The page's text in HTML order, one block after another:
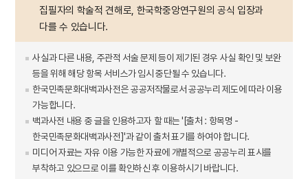
집필자의 학술적 견해로, 한국학중앙연구원의 공식 입장과
다를 수 있습니다.
사실과 다른 내용, 주관적 서술 문제 등이 제기된 경우 사실 확인 및 보완
등을 위해 해당 항목 서비스가 임시 중단될 수 있습니다.
한국민족문화대백과사전은 공공저작물로서 공공누리 제도에 따라 이용
가능합니다.
백과사전 내용 중 글을 인용하고자 할 때는 '[출처 : 항목명 -
한국민족문화대백과사전]'과 같이 출처 표기를 하여야 합니다.
미디어 자료는 자유 이용 가능한 자료에 개별적으로 공공누리 표시를
부착하고 있으므로 이를 확인하신 후 이용하시기 바랍니다.